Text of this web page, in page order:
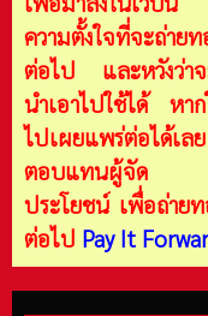
ความตั้งใจที่จะถ่าย
ต่อไป และหวังว่าจ
นำเอาไปใช้ได้ หา
ไปเผยแพร่ต่อได้เล
ตอบแทนผู้จัด แต่
ประโยชน์ เพื่อถ่าย
ต่อไป Pay It